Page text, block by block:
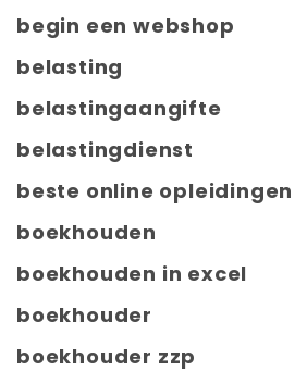
begin een webshop
belasting
belastingaangifte
belastingdienst
beste online opleidingen
boekhouden
boekhouden in excel
boekhouder
boekhouder zzp